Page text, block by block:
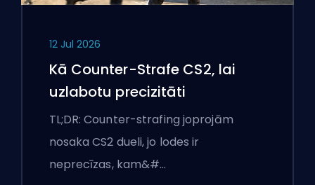
12 Jul 2026
Kā Counter-Strafe CS2, lai
uzlabotu precizitāti
TL;DR: Counter-strafing joprojām
nosaka CS2 dueli, jo lodes ir
neprecīzas, kam&#…